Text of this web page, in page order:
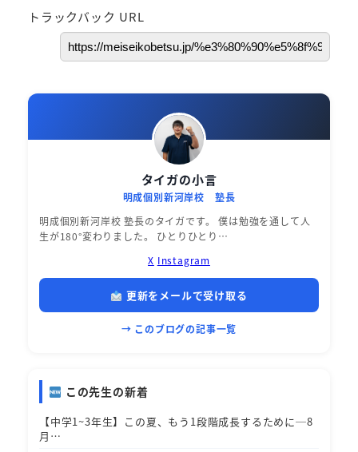
トラックバック URL
タイガの小言
明成個別新河岸校 塾長
明成個別新河岸校 塾長のタイガです。 僕は勉強を通して人
生が180°変わりました。 ひとりひとり…
X Instagram
更新をメールで受け取る
→ このブログの記事一覧
この先生の新着
【中学1~3年生】この夏、もう1段階成長するために─8
月…